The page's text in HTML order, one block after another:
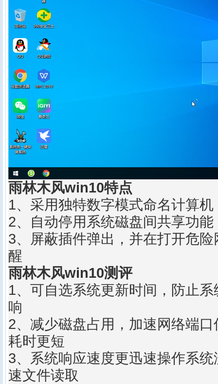
雨林木风win10特点
1、采用独特数字模式命名计算
2、自动停用系统磁盘间共享功
3、屏蔽插件弹出，并在打开危
醒
雨林木风win10测评
1、可自选系统更新时间，防止
响
2、减少磁盘占用，加速网络端
耗时更短
3、系统响应速度更迅速操作系
速文件读取